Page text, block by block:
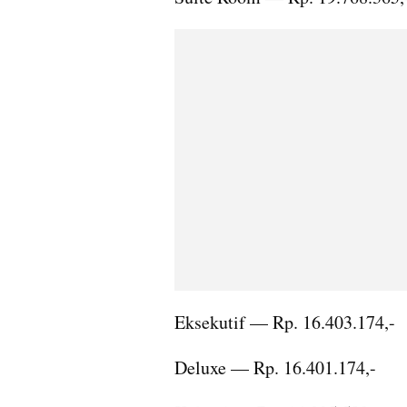
Eksekutif — Rp. 16.403.174,-
Deluxe — Rp. 16.401.174,-